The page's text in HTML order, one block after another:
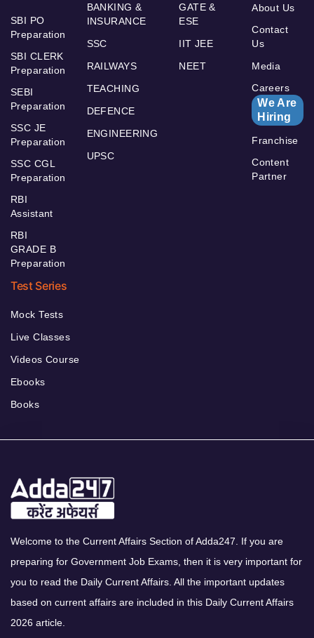
SBI PO
Preparation
SBI CLERK
Preparation
SEBI
Preparation
SSC JE
Preparation
SSC CGL
Preparation
RBI
Assistant
RBI
GRADE B
Preparation
BANKING &
INSURANCE
SSC
RAILWAYS
TEACHING
DEFENCE
ENGINEERING
UPSC
GATE &
ESE
IIT JEE
NEET
About Us
Contact
Us
Media
Careers
We Are
Hiring
Franchise
Content
Partner
Test Series
Mock Tests
Live Classes
Videos Course
Ebooks
Books
Welcome to the Current Affairs Section of Adda247. If you are
preparing for Government Job Exams, then it is very important for
you to read the Daily Current Affairs. All the important updates
based on current affairs are included in this Daily Current Affairs
2026 article.